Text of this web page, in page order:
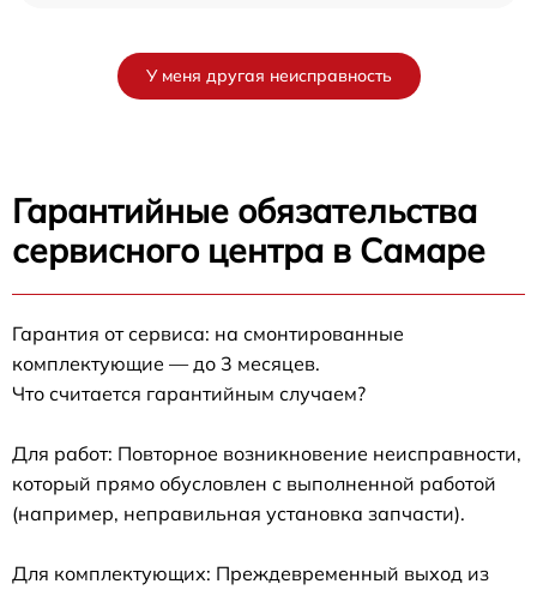
У меня другая неисправность
Гарантийные обязательства
сервисного центра в Самаре
Гарантия от сервиса: на смонтированные
комплектующие — до 3 месяцев.
Что считается гарантийным случаем?
Для работ: Повторное возникновение неисправности,
который прямо обусловлен с выполненной работой
(например, неправильная установка запчасти).
Для комплектующих: Преждевременный выход из